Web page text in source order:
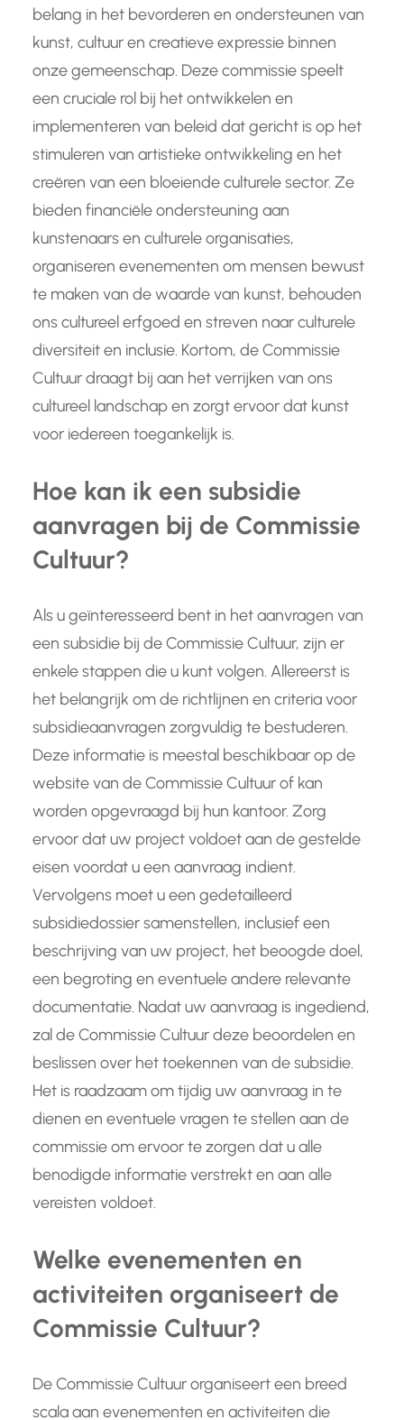
belang in het bevorderen en ondersteunen van
kunst, cultuur en creatieve expressie binnen
onze gemeenschap. Deze commissie speelt
een cruciale rol bij het ontwikkelen en
implementeren van beleid dat gericht is op het
stimuleren van artistieke ontwikkeling en het
creëren van een bloeiende culturele sector. Ze
bieden financiële ondersteuning aan
kunstenaars en culturele organisaties,
organiseren evenementen om mensen bewust
te maken van de waarde van kunst, behouden
ons cultureel erfgoed en streven naar culturele
diversiteit en inclusie. Kortom, de Commissie
Cultuur draagt bij aan het verrijken van ons
cultureel landschap en zorgt ervoor dat kunst
voor iedereen toegankelijk is.
Hoe kan ik een subsidie
aanvragen bij de Commissie
Cultuur?
Als u geïnteresseerd bent in het aanvragen van
een subsidie bij de Commissie Cultuur, zijn er
enkele stappen die u kunt volgen. Allereerst is
het belangrijk om de richtlijnen en criteria voor
subsidieaanvragen zorgvuldig te bestuderen.
Deze informatie is meestal beschikbaar op de
website van de Commissie Cultuur of kan
worden opgevraagd bij hun kantoor. Zorg
ervoor dat uw project voldoet aan de gestelde
eisen voordat u een aanvraag indient.
Vervolgens moet u een gedetailleerd
subsidiedossier samenstellen, inclusief een
beschrijving van uw project, het beoogde doel,
een begroting en eventuele andere relevante
documentatie. Nadat uw aanvraag is ingediend,
zal de Commissie Cultuur deze beoordelen en
beslissen over het toekennen van de subsidie.
Het is raadzaam om tijdig uw aanvraag in te
dienen en eventuele vragen te stellen aan de
commissie om ervoor te zorgen dat u alle
benodigde informatie verstrekt en aan alle
vereisten voldoet.
Welke evenementen en
activiteiten organiseert de
Commissie Cultuur?
De Commissie Cultuur organiseert een breed
scala aan evenementen en activiteiten die